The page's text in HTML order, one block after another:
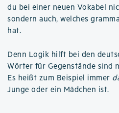
du bei einer neuen Vokabel
sondern auch, welches
hat.
Denn Logik hilft bei den
Wörter für Gegenstände sind
Es heißt zum Beispiel immer
Junge oder ein Mädchen ist.